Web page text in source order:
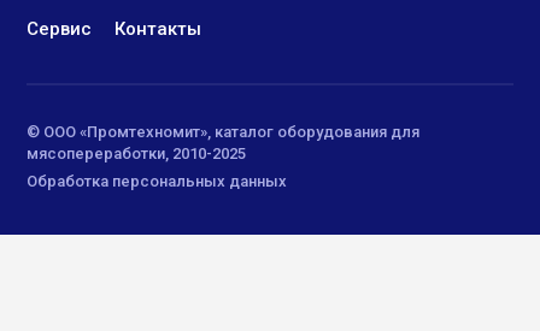
Сервис
Контакты
© ООО «Промтехномит», каталог оборудования для
мясопереработки, 2010-2025
Обработка персональных данных